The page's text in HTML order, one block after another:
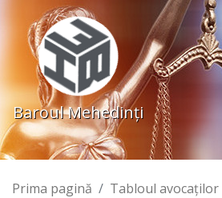
Baroul Mehedinţi
Prima pagină
Tabloul avocaţilor